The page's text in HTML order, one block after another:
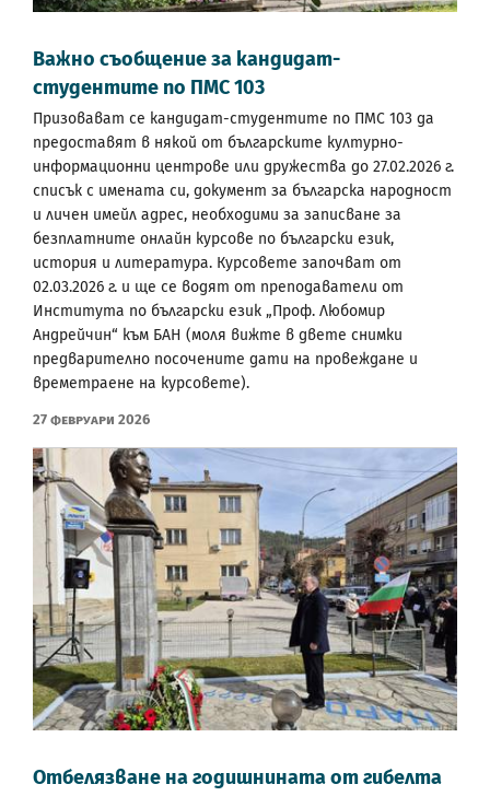
Важно съобщение за кандидат-
студентите по ПМС 103
Призовават се кандидат-студентите по ПМС 103 да
предоставят в някой от българските културно-
информационни центрове или дружества до 27.02.2026 г.
списък с имената си, документ за българска народност
и личен имейл адрес, необходими за записване за
безплатните онлайн курсове по български език,
история и литература. Курсовете започват от
02.03.2026 г. и ще се водят от преподаватели от
Института по български език „Проф. Любомир
Андрейчин“ към БАН (моля вижте в двете снимки
предварително посочените дати на провеждане и
времетраене на курсовете).
27 Февруари 2026
Отбелязване на годишнината от гибелта